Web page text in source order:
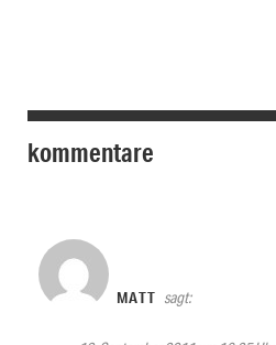
kommentare
MATT sagt: